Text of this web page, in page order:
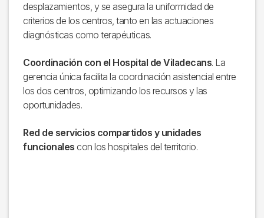
desplazamientos, y se asegura la uniformidad de
criterios de los centros, tanto en las actuaciones
diagnósticas como terapéuticas.
Coordinación con el Hospital de Viladecans. La
gerencia única facilita la coordinación asistencial entre
los dos centros, optimizando los recursos y las
oportunidades.
Red de servicios compartidos y unidades
funcionales con los hospitales del territorio.